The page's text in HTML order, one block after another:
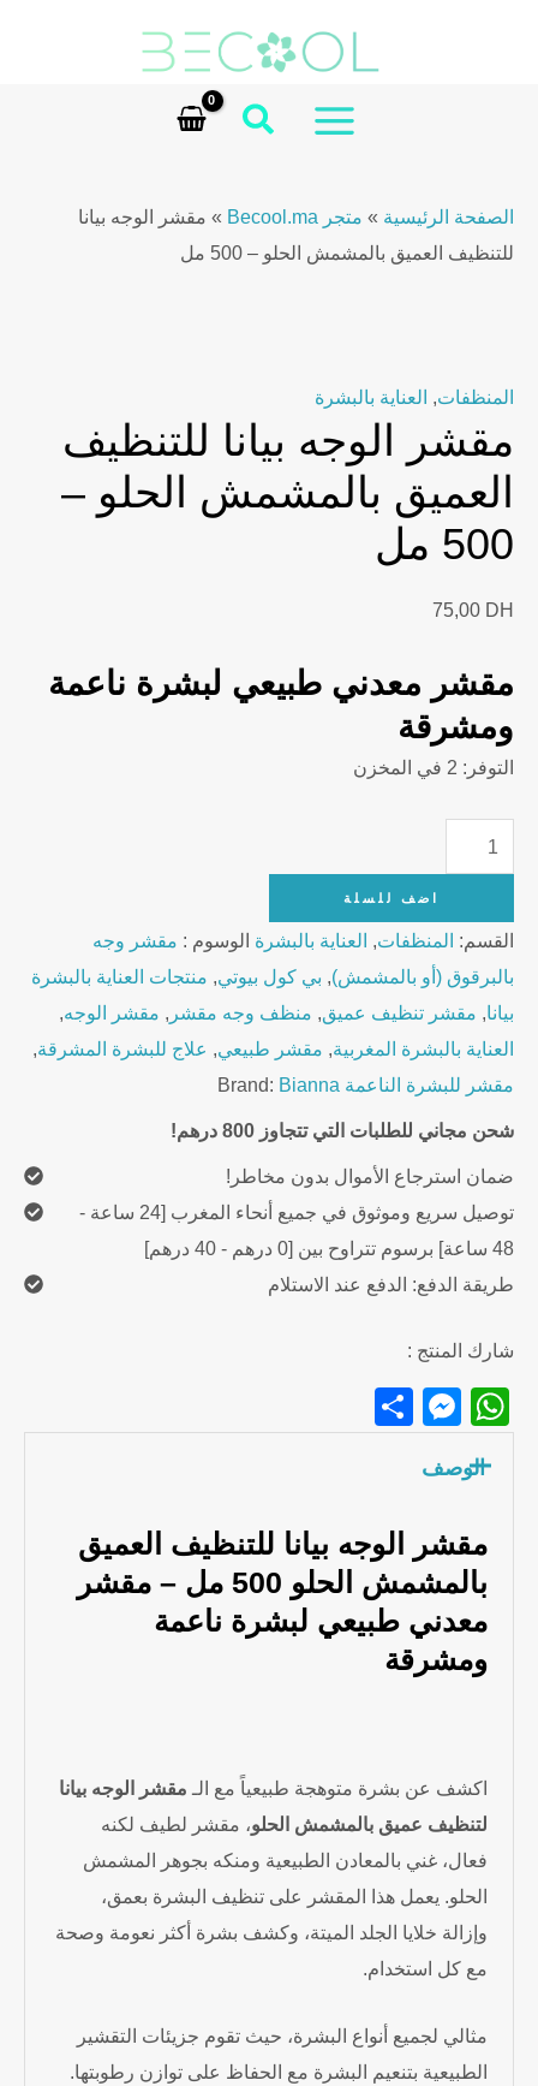
MAIN
الصفحة الرئيسية » متجر Becool.ma » مقشر الوجه بيانا
للتنظيف العميق بالمشمش الحلو – 500 مل
المنظفات, العناية بالبشرة
مقشر الوجه بيانا للتنظيف
العميق بالمشمش الحلو –
500 مل
75,00 DH
مقشر معدني طبيعي لبشرة ناعمة
ومشرقة
التوفر: 2 في المخزن
Bianna
Face
Deep
Clean
with
Sweet
Apricot
–
اضف للسلة
القسم: المنظفات, العناية بالبشرة الوسوم : مقشر وجه
بالبرقوق (أو بالمشمش), بي كول بيوتي, منتجات العناية بالبشرة
بيانا, مقشر تنظيف عميق, منظف وجه مقشر , مقشر الوجه,
العناية بالبشرة المغربية, مقشر طبيعي, علاج للبشرة المشرقة,
مقشر للبشرة الناعمة
Brand: Bianna
شحن مجاني للطلبات التي تتجاوز 800 درهم!
ضمان استرجاع الأموال بدون مخاطر!
توصيل سريع وموثوق في جميع أنحاء المغرب [24 ساعة -
48 ساعة] برسوم تتراوح بين [0 درهم - 40 درهم]
طريقة الدفع: الدفع عند الاستلام
شارك المنتج :
WhatsApp
Messenger
الوصف
مقشر الوجه بيانا للتنظيف العميق
بالمشمش الحلو 500 مل – مقشر
معدني طبيعي لبشرة ناعمة
ومشرقة
اكشف عن بشرة متوهجة طبيعياً مع الـ مقشر الوجه بيانا
لتنظيف عميق بالمشمش الحلو، مقشر لطيف لكنه
فعال، غني بالمعادن الطبيعية ومنكه بجوهر المشمش
الحلو. يعمل هذا المقشر على تنظيف البشرة بعمق،
وإزالة خلايا الجلد الميتة، وكشف بشرة أكثر نعومة وصحة
مع كل استخدام.
مثالي لجميع أنواع البشرة، حيث تقوم جزيئات التقشير
الطبيعية بتنعيم البشرة مع الحفاظ على توازن رطوبتها.